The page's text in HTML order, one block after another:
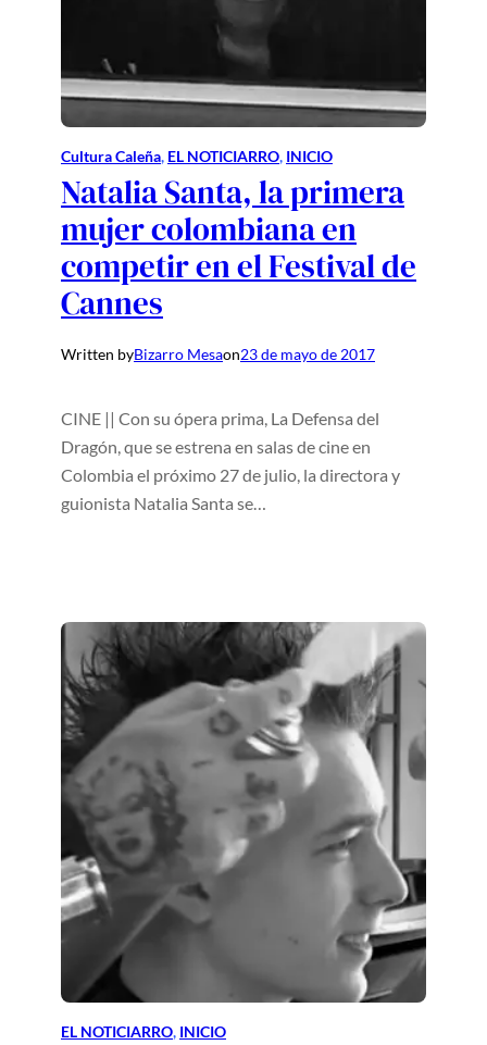
Cultura Caleña, EL NOTICIARRO, INICIO
Natalia Santa, la primera
mujer colombiana en
competir en el Festival de
Cannes
Written byBizarro Mesaon23 de mayo de 2017
CINE || Con su ópera prima, La Defensa del
Dragón, que se estrena en salas de cine en
Colombia el próximo 27 de julio, la directora y
guionista Natalia Santa se…
EL NOTICIARRO, INICIO